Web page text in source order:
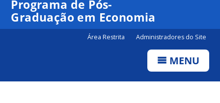
Programa de Pós-
Graduação em Economia
Área Restrita Administradores do Site
MENU